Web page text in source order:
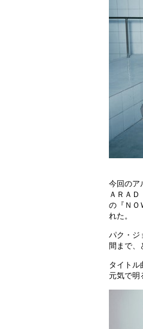
今回のア
ＡＲＡ
の『Ｎ
れた。
パク・ジ
間まで、
タイトル
元気で明